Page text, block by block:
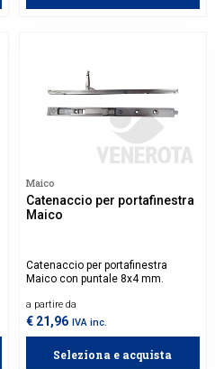
Maico
Catenaccio per portafinestra
Maico
Catenaccio per portafinestra
Maico con puntale 8x4 mm.
a partire da
€ 21,96 IVA inc.
Seleziona e acquista